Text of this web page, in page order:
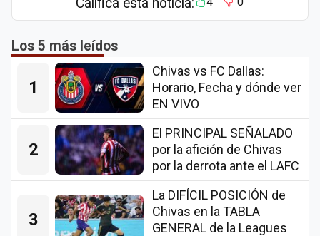
Los 5 más leídos
1
Chivas vs FC Dallas:
Horario, Fecha y dónde ver
EN VIVO
2
El PRINCIPAL SEÑALADO
por la afición de Chivas
por la derrota ante el LAFC
3
La DIFÍCIL POSICIÓN de
Chivas en la TABLA
GENERAL de la Leagues